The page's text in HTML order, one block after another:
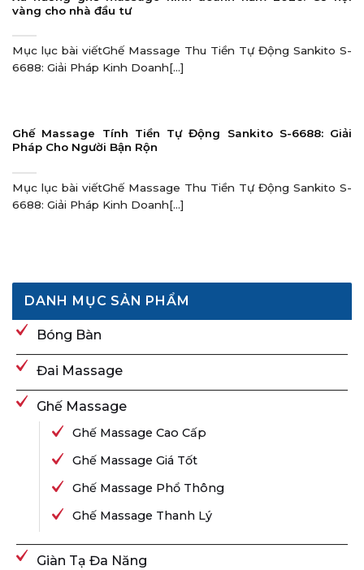
vàng cho nhà đầu tư
Mục lục bài viếtGhế Massage Thu Tiền Tự Động Sankito S-
6688: Giải Pháp Kinh Doanh[...]
Ghế Massage Tính Tiền Tự Động Sankito S-6688: Giải
Pháp Cho Người Bận Rộn
Mục lục bài viếtGhế Massage Thu Tiền Tự Động Sankito S-
6688: Giải Pháp Kinh Doanh[...]
DANH MỤC SẢN PHẨM
Bóng Bàn
Đai Massage
Ghế Massage
Ghế Massage Cao Cấp
Ghế Massage Giá Tốt
Ghế Massage Phổ Thông
Ghế Massage Thanh Lý
Giàn Tạ Đa Năng